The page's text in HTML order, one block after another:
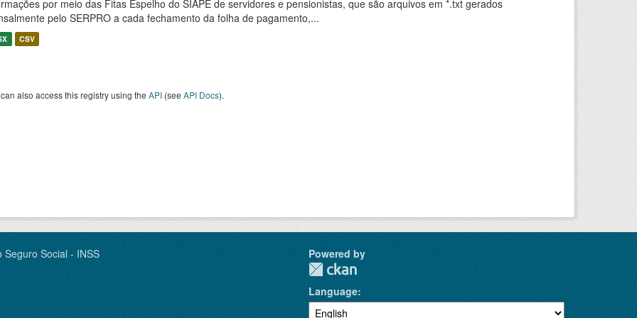
por meio das Fitas Espelho do SIAPE de servidores e pensionistas, que são arquivos em *.txt gerados
pelo SERPRO a cada fechamento da folha de pagamento,...
CSV
also access this registry using the API (see API Docs).
Social - INSS Powered by
Language